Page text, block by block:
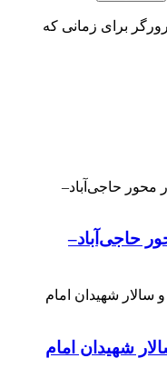
برای زمانی که
حاجی‌آباد–
شهیدان امام